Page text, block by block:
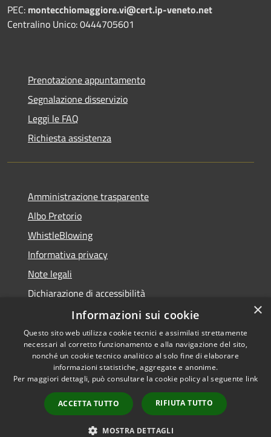
PEC: montecchiomaggiore.vi@cert.ip-veneto.net
Centralino Unico: 0444705601
Prenotazione appuntamento
Segnalazione disservizio
Leggi le FAQ
Richiesta assistenza
Amministrazione trasparente
Albo Pretorio
WhistleBlowing
Informativa privacy
Note legali
Dichiarazione di accessibilità
Accessibilità
Privacy
Mappa del sito
Obiettivi di accessibilità
Copyright © 2026 • Città di
Montecchio Maggiore •
Powered byMunicipium •
Accesso redazione
×
Informazioni sui cookie
Questo sito web utilizza cookie tecnici e assimilati strettamente
necessari al corretto funzionamento e alla navigazione del sito,
nonché un cookie tecnico analitico al solo fine di elaborare
informazioni statistiche, aggregate e anonime.
Per maggiori dettagli, può consultare la cookie policy al seguente link
ACCETTA TUTTO RIFIUTA TUTTO
MOSTRA DETTAGLI